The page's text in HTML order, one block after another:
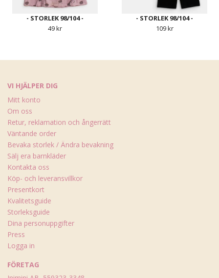
- STORLEK 98/104 -
49 kr
- STORLEK 98/104 -
109 kr
VI HJÄLPER DIG
Mitt konto
Om oss
Retur, reklamation och ångerrätt
Väntande order
Bevaka storlek / Ändra bevakning
Sälj era barnkläder
Kontakta oss
Köp- och leveransvillkor
Presentkort
Kvalitetsguide
Storleksguide
Dina personuppgifter
Press
Logga in
FÖRETAG